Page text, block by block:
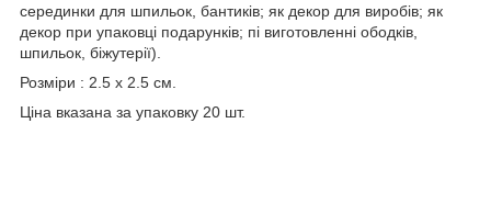
серединки для шпильок, бантиків; як декор для виробів; як
декор при упаковці подарунків; пі виготовленні ободків,
шпильок, біжутерії).
Розміри : 2.5 х 2.5 см.
Ціна вказана за упаковку 20 шт.